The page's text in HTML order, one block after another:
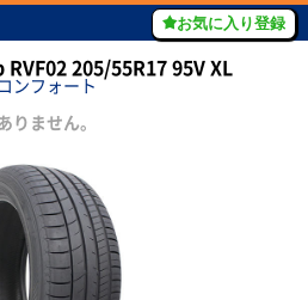
お気に入り登録
205/55R17 95V XL
ンフォート
りません。